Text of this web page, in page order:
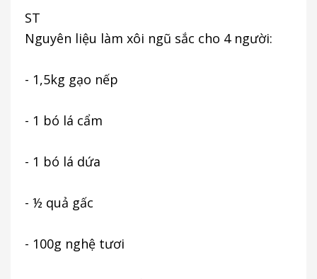
ST
Nguyên liệu làm xôi ngũ sắc cho 4 người:
- 1,5kg gạo nếp
- 1 bó lá cẩm
- 1 bó lá dứa
- ½ quả gấc
- 100g nghệ tươi